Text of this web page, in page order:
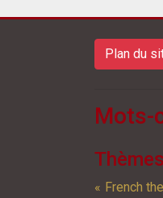
Plan du
Mots-
Thèmes
« French